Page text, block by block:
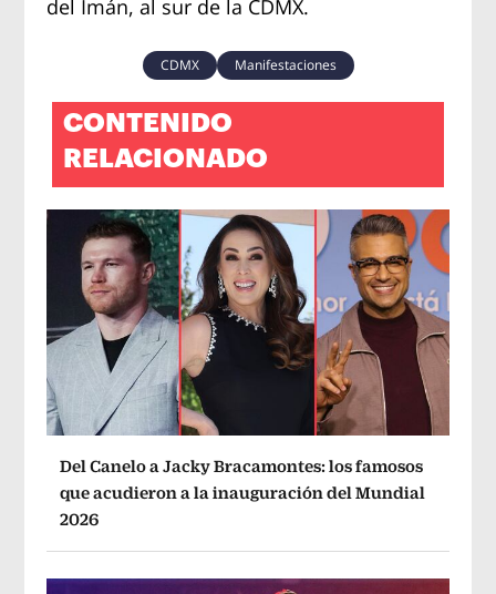
del Imán, al sur de la CDMX.
CDMX Manifestaciones
CONTENIDO
RELACIONADO
Del Canelo a Jacky Bracamontes: los famosos
que acudieron a la inauguración del Mundial
2026